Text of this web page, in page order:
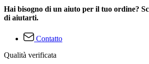
Hai bisogno di un aiuto per il tuo ordine?
di aiutarti.
Contatto
Qualità verificata